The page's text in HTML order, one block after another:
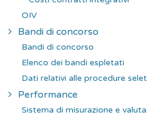
OIV
Bandi di concorso
Bandi di concorso
Elenco dei bandi espletati
Dati relativi alle procedure
Performance
Sistema di misurazione e